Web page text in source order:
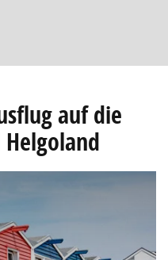
auf die
Helgoland